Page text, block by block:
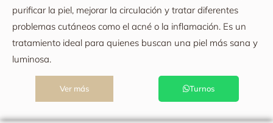
purificar la piel, mejorar la circulación y tratar diferentes
problemas cutáneos como el acné o la inflamación. Es un
tratamiento ideal para quienes buscan una piel más sana y
luminosa.
Ver más Turnos